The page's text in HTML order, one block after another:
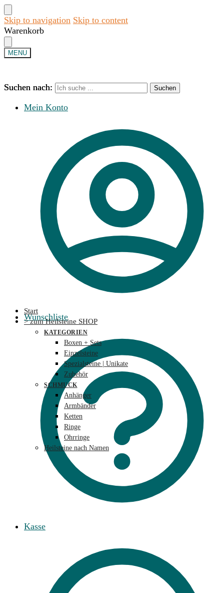
Skip to navigation Skip to content
Warenkorb
MENU
Suchen nach: Suchen
Mein Konto
Wunschliste
Kasse
Suchen nach: Suchen
Start
> zum Heilsteine SHOP
KATEGORIEN
Boxen + Sets
Einzelsteine
Spezialsteine | Unikate
Zubehör
SCHMUCK
Anhänger
Armbänder
Ketten
Ringe
Ohrringe
Heilsteine nach Namen